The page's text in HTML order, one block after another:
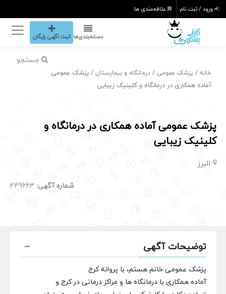
ورود / ثبت نام علاقه‌مندی ها
دسته‌بندی‌ها ثبت اگهی رایگان
جستجو
خانه / پزشک عمومی /درمانگاه و بیمارستان / پزشک عمومی
آماده همکاری در درمانگاه و کلینیک زیبایی
پزشک عمومی آماده همکاری در درمانگاه و
کلینیک زیبایی
البرز
شماره آگهی: 449663
توضیحات آگهی
پزشک عمومی خانم هستم، با پروانه کرج
آماده همکاری با درمانگاه ها و مراکز درمانی در کرج و